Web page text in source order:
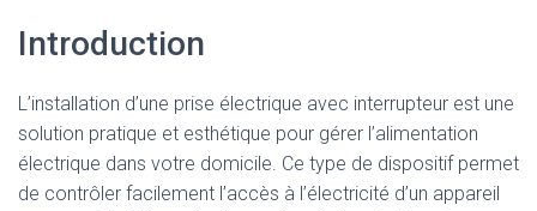
Introduction
L’installation d’une prise électrique avec interrupteur est une
solution pratique et esthétique pour gérer l’alimentation
électrique dans votre domicile. Ce type de dispositif permet
de contrôler facilement l’accès à l’électricité d’un appareil